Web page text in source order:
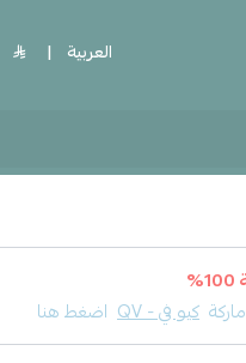
و العطورالعربية |
كيو في - QV اضغط هنا